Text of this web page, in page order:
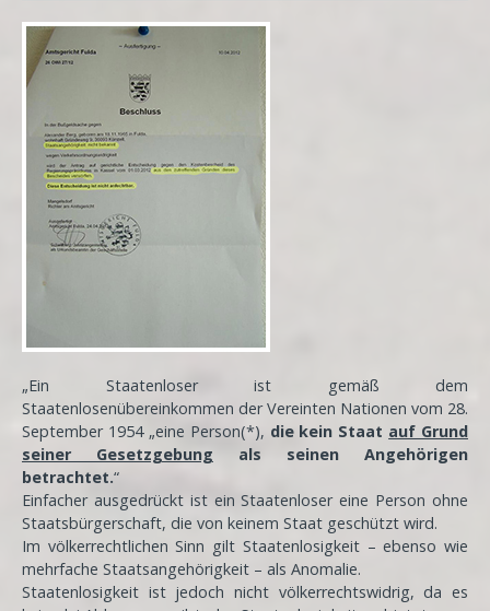
„Ein Staatenloser ist gemäß dem
Staatenlosenübereinkommen der Vereinten Nationen vom 28.
September 1954 „eine Person(*), die kein Staat auf Grund
seiner Gesetzgebung als seinen Angehörigen
betrachtet.“
Einfacher ausgedrückt ist ein Staatenloser eine Person ohne
Staatsbürgerschaft, die von keinem Staat geschützt wird.
Im völkerrechtlichen Sinn gilt Staatenlosigkeit – ebenso wie
mehrfache Staatsangehörigkeit – als Anomalie.
Staatenlosigkeit ist jedoch nicht völkerrechtswidrig, da es